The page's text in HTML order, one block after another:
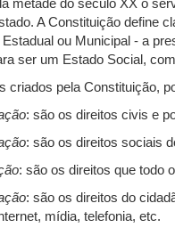
metade do século XX o
A Constituição define
ou Municipal - a
ser um Estado Social,
criados pela Constituição,
: são os direitos civis e
: são os direitos sociais
: são os direitos que todo
: são os direitos do
mídia, telefonia, etc.